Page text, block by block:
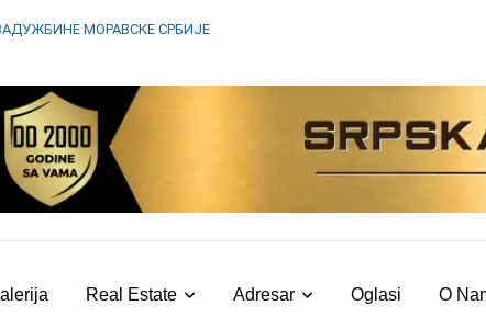
МОРАВСКЕ СРБИЈЕ
Real Estate Adresar Oglasi O